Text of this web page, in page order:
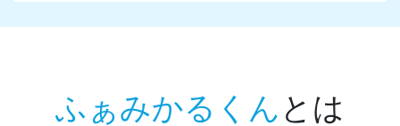
ふぁみかるくん とは